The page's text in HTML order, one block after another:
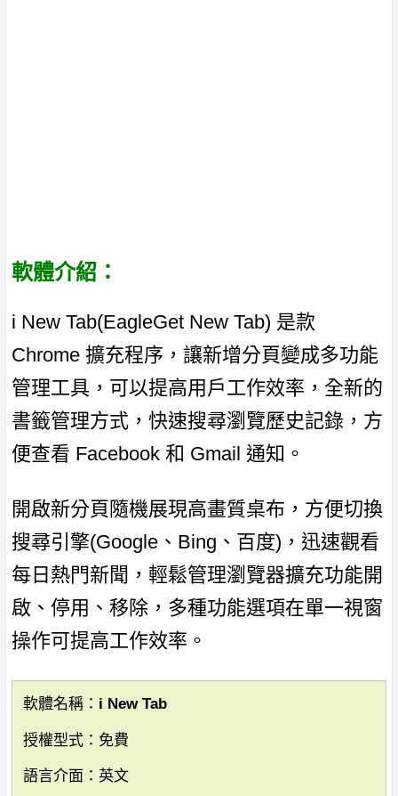
軟體介紹：
i New Tab(EagleGet New Tab) 是款
Chrome 擴充程序，讓新增分頁變成多功能
管理工具，可以提高用戶工作效率，全新的
書籤管理方式，快速搜尋瀏覽歷史記錄，方
便查看 Facebook 和 Gmail 通知。
開啟新分頁隨機展現高畫質桌布，方便切換
搜尋引擎(Google、Bing、百度)，迅速觀看
每日熱門新聞，輕鬆管理瀏覽器擴充功能開
啟、停用、移除，多種功能選項在單一視窗
操作可提高工作效率。
軟體名稱：i New Tab
授權型式：免費
語言介面：英文